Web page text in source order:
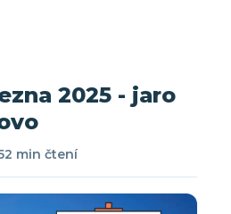
2025 - jaro
2 min čtení